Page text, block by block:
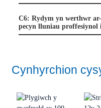
C6: Rydym yn werthwr
pecyn lluniau proffesiynol
Cynhyrchion